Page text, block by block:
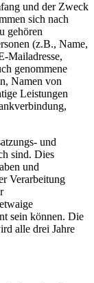
und der Zweck
sich nach
gehören
(z.B., Name,
Mailadresse,
genommene
Namen von
Leistungen
und
sind. Dies
und
Verarbeitung
sein können. Die
alle drei Jahre